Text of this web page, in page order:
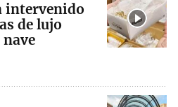
intervenido
de lujo